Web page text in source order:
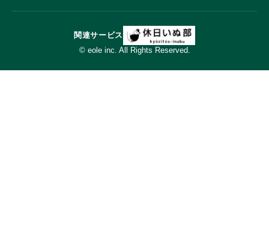
関連サービス
© eole inc. All Rights Reserved.